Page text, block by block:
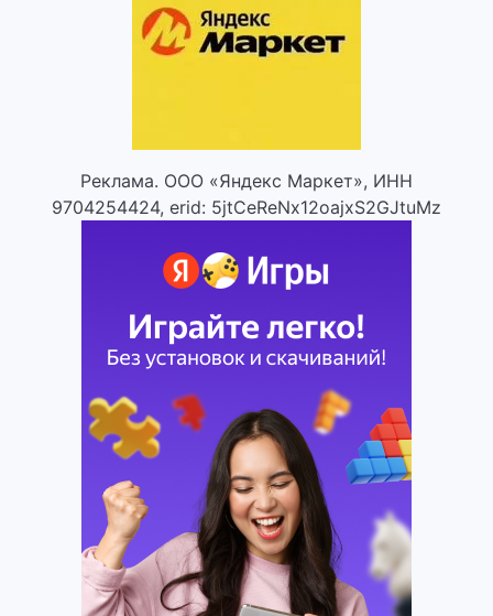
Реклама. ООО «Яндекс Маркет», ИНН
9704254424, erid: 5jtCeReNx12oajxS2GJtuMz